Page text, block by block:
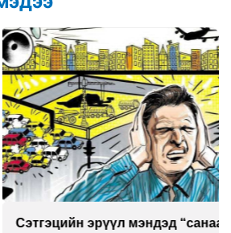
мэндэд “санаа тавих” олон